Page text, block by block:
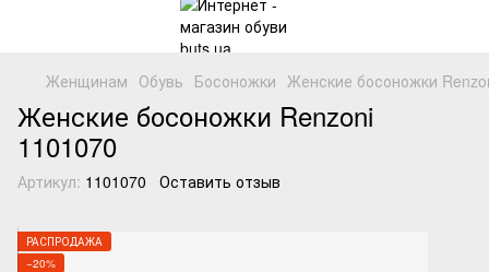
Женщинам Обувь Босоножки Женские босоножки
Женские босоножки Renzoni
1101070
Артикул: 1101070 Оставить отзыв
РАСПРОДАЖА
−20%